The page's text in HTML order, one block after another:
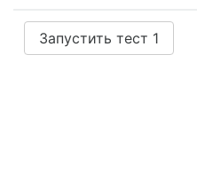
Запустить тест 1